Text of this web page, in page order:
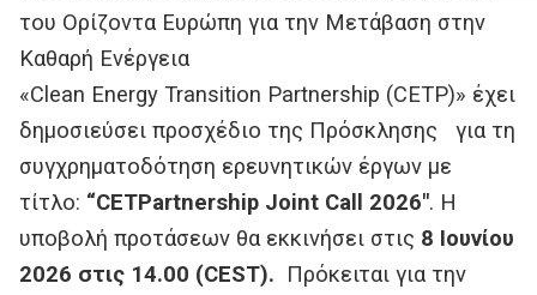
του Ορίζοντα Ευρώπη για την Μετάβαση στην
Καθαρή Ενέργεια
«Clean Energy Transition Partnership (CETP)» έχει
δημοσιεύσει προσχέδιο της Πρόσκλησης για τη
συγχρηματοδότηση ερευνητικών έργων με
τίτλο: “CETPartnership Joint Call 2026″. Η
υποβολή προτάσεων θα εκκινήσει στις 8 Ιουνίου
2026 στις 14.00 (CEST). Πρόκειται για την